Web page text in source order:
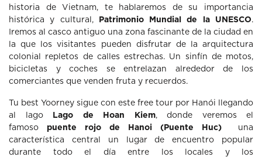
historia de Vietnam, te hablaremos de su importancia
histórica y cultural,
Patrimonio Mundial de la UNESCO.
Iremos al casco antiguo una zona fascinante de la ciudad en
la que los visitantes pueden disfrutar de la arquitectura
colonial repletos de calles estrechas. Un sinfín de motos,
bicicletas y coches se entrelazan alrededor de los
comerciantes que venden fruta y recuerdos.
Tu best Yoorney sigue con este free tour por Hanói llegando
al lago
Lago de Hoan Kiem, donde veremos el
famoso puente rojo de Hanoi (Puente Huc)
una
característica central un lugar de encuentro popular
durante todo el día entre los locales y los